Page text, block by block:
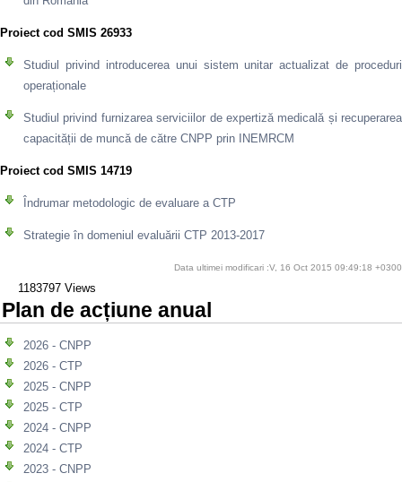
Proiect cod SMIS 26933
Studiul privind introducerea unui sistem unitar actualizat de proceduri
operaționale
Studiul privind furnizarea serviciilor de expertiză medicală și recuperarea
capacității de muncă de către CNPP prin INEMRCM
Proiect cod SMIS 14719
Îndrumar metodologic de evaluare a CTP
Strategie în domeniul evaluării CTP 2013-2017
Data ultimei modificari :V, 16 Oct 2015 09:49:18 +0300
1183797 Views
Plan de acțiune anual
2026 - CNPP
2026 - CTP
2025 - CNPP
2025 - CTP
2024 - CNPP
2024 - CTP
2023 - CNPP